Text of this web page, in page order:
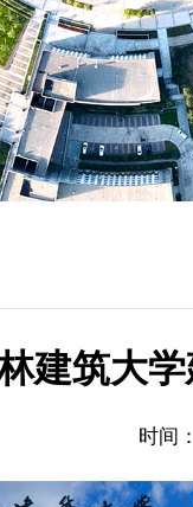
建筑大
时间